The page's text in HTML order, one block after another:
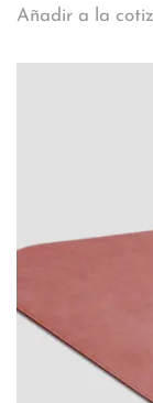
Añadir a la